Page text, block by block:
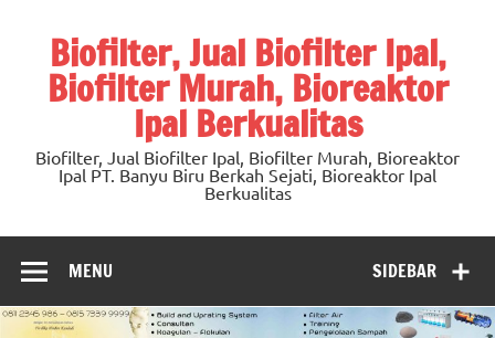
contentBiofilter, Jual Biofilter Ipal,
Biofilter Murah, Bioreaktor
Ipal Berkualitas
Biofilter, Jual Biofilter Ipal, Biofilter Murah, Bioreaktor
Ipal PT. Banyu Biru Berkah Sejati, Bioreaktor Ipal
Berkualitas
SIDEBAR
MENU